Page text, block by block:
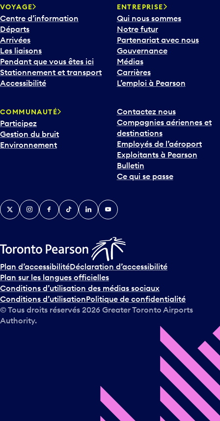
v
e
r
s
l
e
b
a
o
u
r
i
v
e
n
s
u
r
l
e
c
a
VOYAGE
Centre d’information
Départs
Arrivées
Les liaisons
Pendant que vous êtes ici
Stationnement et transport
Accessibilité
ENTREPRISE
Qui nous sommes
Notre futur
Partenariat avec nous
Gouvernance
Médias
Carrières
L’emploi à Pearson
COMMUNAUTÉ
Participez
Gestion du bruit
Environnement
Contactez nous
Compagnies aériennes et
destinations
Employés de l’aéroport
Exploitants à Pearson
Bulletin
Ce qui se passe
TwitterInstagramFacebook
TikTokLinkedInYouTube
Plan d’accessibilitéDéclaration d’accessibilité
Plan sur les langues officielles
Conditions d’utilisation des médias sociaux
Conditions d’utilisationPolitique de confidentialité
© Tous droits réservés 2026 Greater Toronto Airports
Authority.